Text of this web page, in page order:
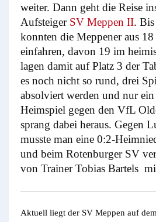
weiter. Dann geht die Reise
Aufsteiger SV Meppen II.
konnten die Meppener aus
einfahren, davon 19 im
lagen damit auf Platz 3 der
es noch nicht so rund, drei
absolviert werden und nur
Heimspiel gegen den VfL
sprang dabei heraus. Gegen
musste man eine 0:2-
und beim Rotenburger SV
von Trainer Tobias Bartels
Aktuell liegt der SV Meppen auf